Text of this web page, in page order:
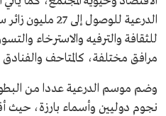
الدرعية للوصول
للثقافة والترفيه والاسترخاء
مرافق مختلفة، كالمتاحف والفنادق
وضم موسم الدرعية عددا من
نجوم دوليين وأسماء بارزة،